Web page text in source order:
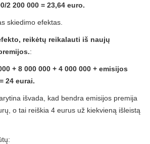
2 200 000 = 23,64 euro.
skiedimo efektas.
reikėtų reikalauti iš naujų
:
+ 8 000 000 + 4 000 000 + emisijos
24 eurai.
išvada, kad bendra emisijos premija
o tai reiškia 4 eurus už kiekvieną išleistą